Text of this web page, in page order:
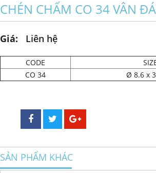
CHÉN CHẤM CO 34 VÂN
Giá: Liên hệ
CODE
CO 34
Ø 8.6 x
SẢN PHẨM KHÁC